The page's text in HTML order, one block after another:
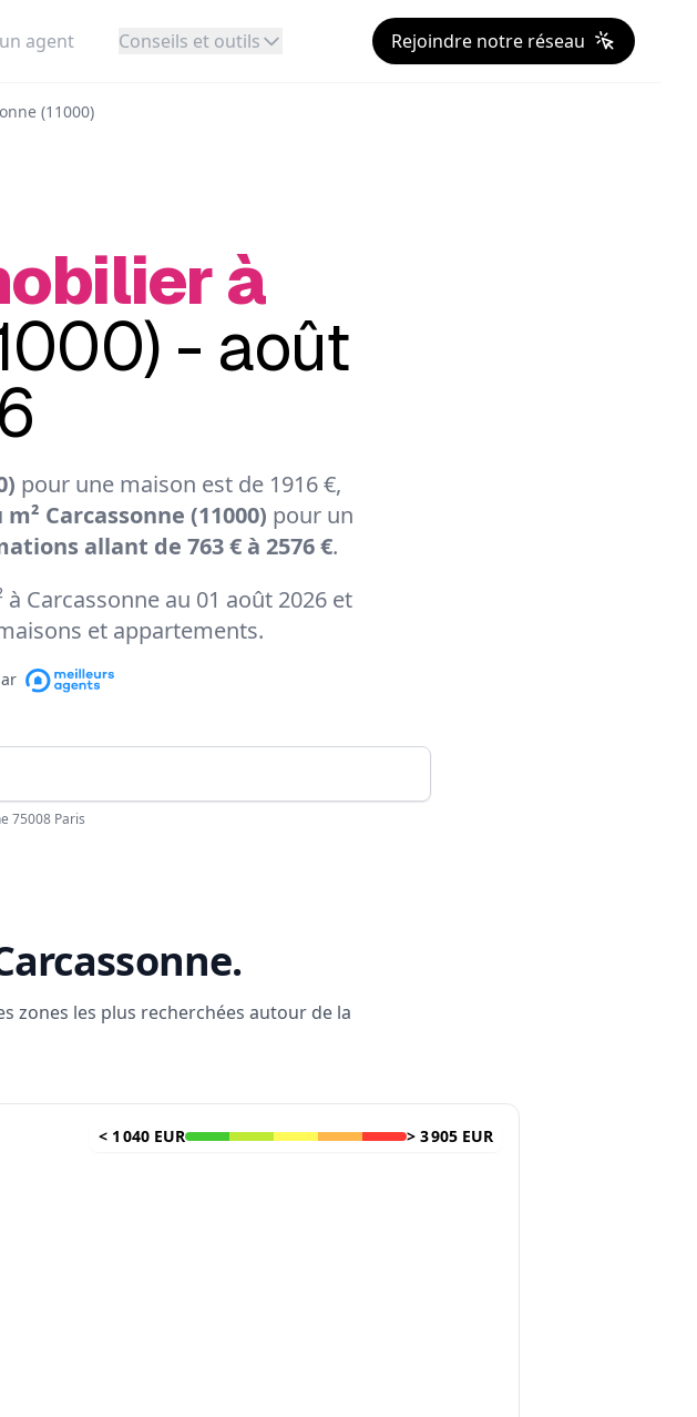
agent Conseils et outils Rejoindre notre réseau
(11000)
à
- août
pour une maison est de 1916 €,
Carcassonne (11000) pour un
allant de 763 € à 2576 €.
Carcassonne au 01 août 2026 et
et appartements.
75008 Paris
.
zones les plus recherchées autour de la
< 1 040 EUR > 3 905 EUR